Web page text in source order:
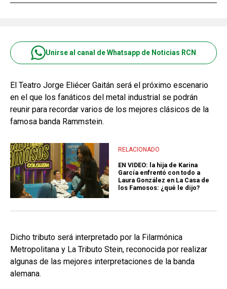
Unirse al canal de Whatsapp de Noticias RCN
El Teatro Jorge Eliécer Gaitán será el próximo escenario
en el que los fanáticos del metal industrial se podrán
reunir para recordar varios de los mejores clásicos de la
famosa banda Rammstein.
RELACIONADO
EN VIDEO: la hija de Karina
García enfrentó con todo a
Laura González en La Casa de
los Famosos: ¿qué le dijo?
Dicho tributo será interpretado por la Filarmónica
Metropolitana y La Tributo Stein, reconocida por realizar
algunas de las mejores interpretaciones de la banda
alemana.